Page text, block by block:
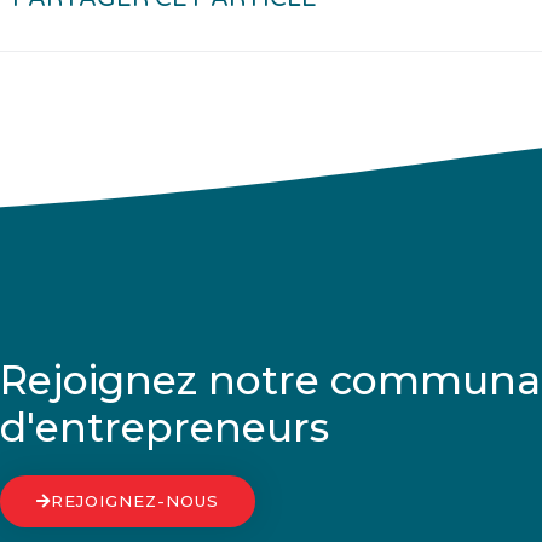
Rejoignez notre
d'entrepreneurs
REJOIGNEZ-NOUS